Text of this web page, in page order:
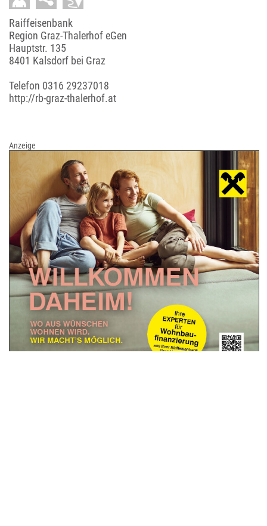
Raiffeisenbank
Region Graz-Thalerhof eGen
Hauptstr. 135
8401 Kalsdorf bei Graz
Telefon 0316 29237018
http://rb-graz-thalerhof.at
Anzeige